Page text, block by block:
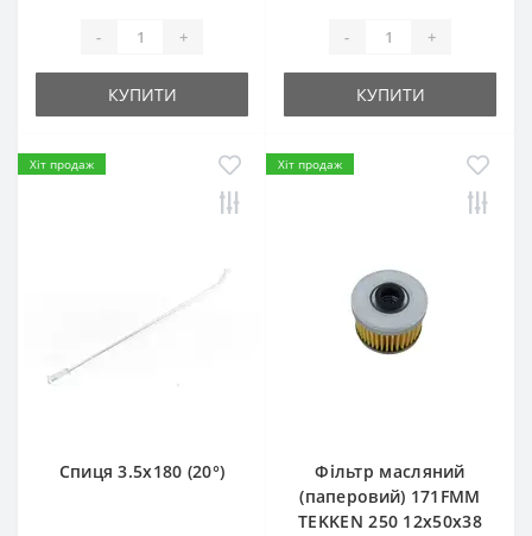
- +
КУПИТИ
- +
КУПИТИ
Хіт продаж
Спиця 3.5х180 (20°)
Хіт продаж
Фільтр масляний
(паперовий) 171FMM
TEKKEN 250 12х50х38